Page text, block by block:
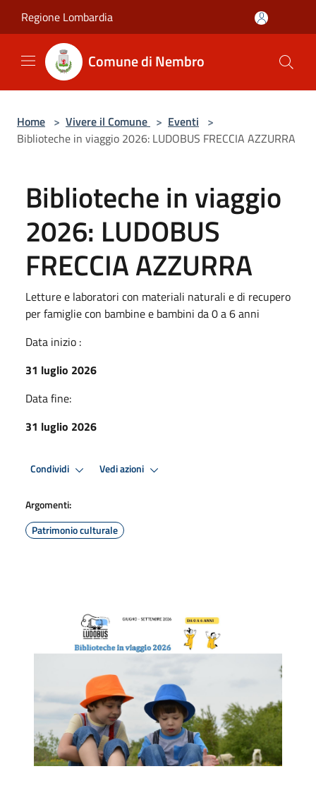
Regione Lombardia
Comune di Nembro
Home > Vivere il Comune > Eventi >
Biblioteche in viaggio 2026: LUDOBUS FRECCIA AZZURRA
Biblioteche in viaggio
2026: LUDOBUS
FRECCIA AZZURRA
Letture e laboratori con materiali naturali e di recupero
per famiglie con bambine e bambini da 0 a 6 anni
Data inizio :
31 luglio 2026
Data fine:
31 luglio 2026
Condividi Vedi azioni
Argomenti:
Patrimonio culturale